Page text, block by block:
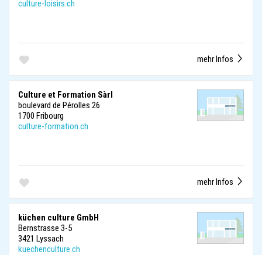
culture-loisirs.ch
mehr Infos
Culture et Formation Sàrl
boulevard de Pérolles 26
1700 Fribourg
culture-formation.ch
mehr Infos
küchen culture GmbH
Bernstrasse 3-5
3421 Lyssach
kuechenculture.ch